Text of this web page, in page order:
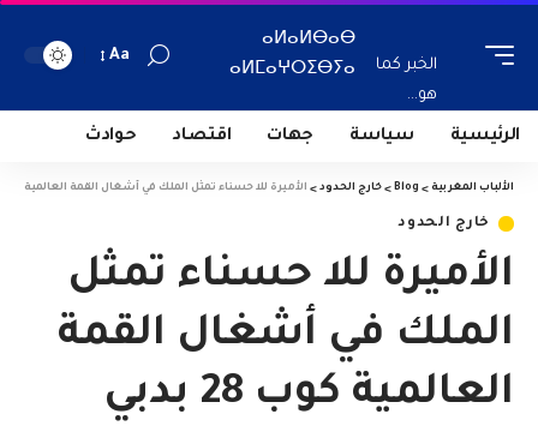
الخبر كما
هو...
ⴰⵍⴰⵍⴱⴰⴱ
ⴰⵍⵎⴰⵖⵔⵉⴱⵢⴰ
Aa
الرئيسية سياسة جهات اقتصاد حوادث
الألباب المغربية >
Blog
> خارج الحدود > الأميرة للا حسناء تمثل الملك في أشغال القمة العالمية كوب 28
خارج الحدود
الأميرة للا حسناء تمثل
الملك في أشغال القمة
العالمية كوب 28 بدبي